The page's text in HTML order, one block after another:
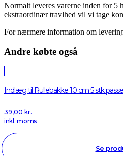
Normalt leveres varerne inden for 5
ekstraordinær travlhed vil vi tage
For nærmere information om
Andre købte også
Indlæg til Rullebakke 10 cm 5 stk
39,00 kr.
inkl. moms
Se